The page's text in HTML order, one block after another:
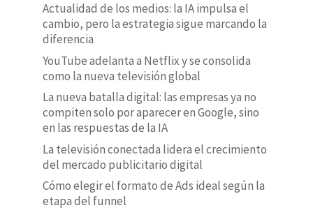
Actualidad de los medios: la IA impulsa el
cambio, pero la estrategia sigue marcando la
diferencia
YouTube adelanta a Netflix y se consolida
como la nueva televisión global
La nueva batalla digital: las empresas ya no
compiten solo por aparecer en Google, sino
en las respuestas de la IA
La televisión conectada lidera el crecimiento
del mercado publicitario digital
Cómo elegir el formato de Ads ideal según la
etapa del funnel